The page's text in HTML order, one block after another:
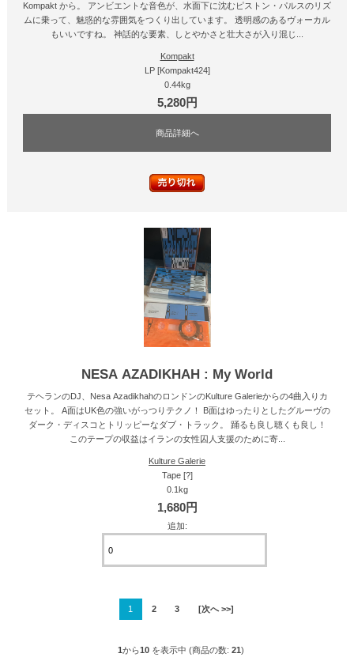
Kompakt から。 アンビエントな音色が、水面下に沈むピストン・パルスのリズ
ムに乗って、魅惑的な雰囲気をつくり出しています。 透明感のあるヴォーカル
もいいですね。 神話的な要素、しとやかさと壮大さが入り混じ...
Kompakt
LP [Kompakt424]
0.44kg
5,280円
商品詳細へ
NESA AZADIKHAH : My World
テヘランのDJ、Nesa AzadikhahのロンドンのKulture Galerieからの4曲入りカ
セット。 A面はUK色の強いがっつりテクノ！ B面はゆったりとしたグルーヴの
ダーク・ディスコとトリッピーなダブ・トラック。 踊るも良し聴くも良し！
このテープの収益はイランの女性囚人支援のために寄...
Kulture Galerie
Tape [?]
0.1kg
1,680円
追加:
1 2 3 [次へ >>]
1から10 を表示中 (商品の数: 21)